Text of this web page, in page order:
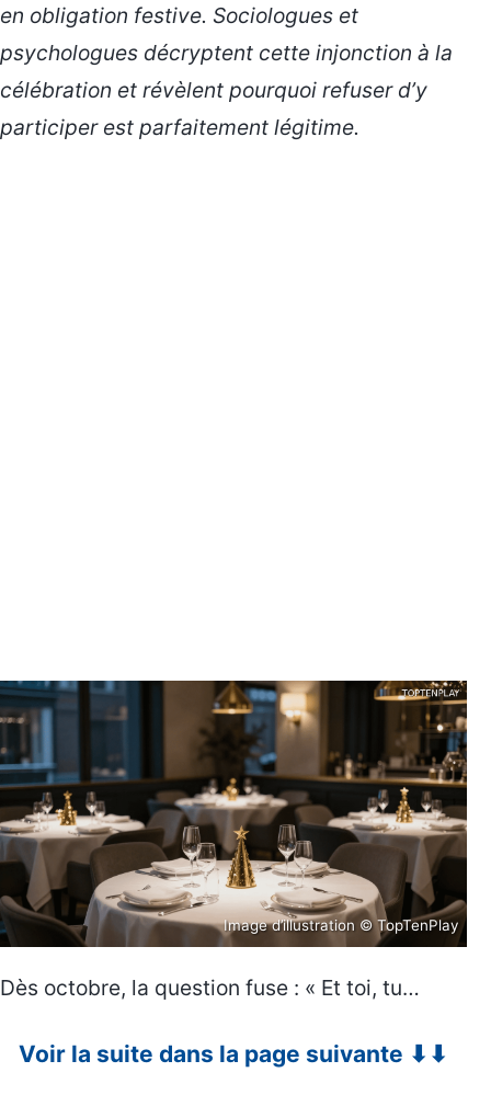
en obligation festive. Sociologues et
psychologues décryptent cette injonction à la
célébration et révèlent pourquoi refuser d’y
participer est parfaitement légitime.
Image d’illustration © TopTenPlay
Dès octobre, la question fuse : « Et toi, tu…
Voir la suite dans la page suivante ⬇⬇